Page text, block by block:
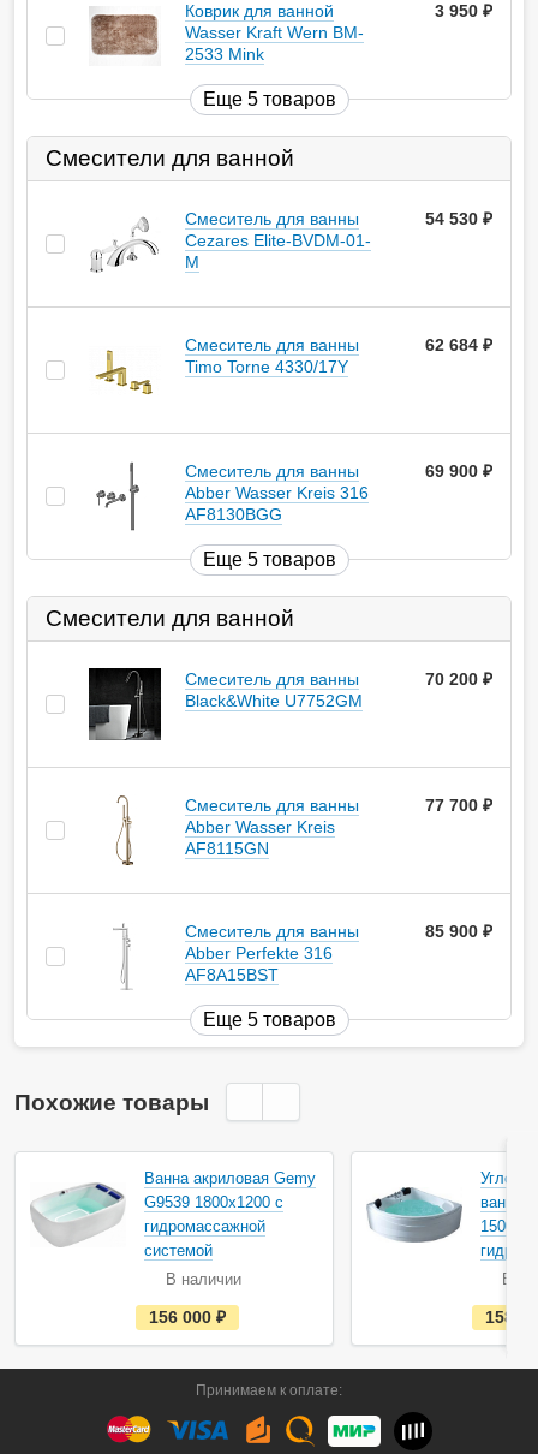
Коврик для ванной
Wasser Kraft Wern BM-
2533 Mink
3 950
Еще 5 товаров
Смесители для ванной
Смеситель для ванны
Cezares Elite-BVDM-01-
M
54 530
Смеситель для ванны
Timo Torne 4330/17Y
62 684
Смеситель для ванны
Abber Wasser Kreis 316
AF8130BGG
69 900
Еще 5 товаров
Смесители для ванной
Смеситель для ванны
Black&White U7752GM
70 200
Смеситель для ванны
Abber Wasser Kreis
AF8115GN
77 700
Смеситель для ванны
Abber Perfekte 316
AF8A15BST
85 900
Еще 5 товаров
Похожие товары
Ванна акриловая Gemy
G9539 1800х1200 с
гидромассажной
системой
В наличии
е
с
т
н
156 000
ванна
В
158
Принимаем к оплате: